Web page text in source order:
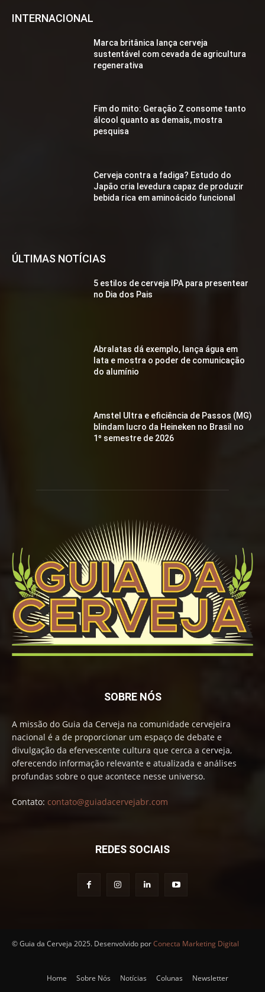
INTERNACIONAL
Marca britânica lança cerveja
sustentável com cevada de agricultura
regenerativa
Fim do mito: Geração Z consome tanto
álcool quanto as demais, mostra
pesquisa
Cerveja contra a fadiga? Estudo do
Japão cria levedura capaz de produzir
bebida rica em aminoácido funcional
ÚLTIMAS NOTÍCIAS
5 estilos de cerveja IPA para presentear
no Dia dos Pais
Abralatas dá exemplo, lança água em
lata e mostra o poder de comunicação
do alumínio
Amstel Ultra e eficiência de Passos (MG)
blindam lucro da Heineken no Brasil no
1º semestre de 2026
SOBRE NÓS
A missão do Guia da Cerveja na comunidade cervejeira
nacional é a de proporcionar um espaço de debate e
divulgação da efervescente cultura que cerca a cerveja,
oferecendo informação relevante e atualizada e análises
profundas sobre o que acontece nesse universo.
Contato: contato@guiadacervejabr.com
REDES SOCIAIS
© Guia da Cerveja 2025. Desenvolvido porConecta Marketing Digital
Home Sobre Nós Notícias Colunas Newsletter